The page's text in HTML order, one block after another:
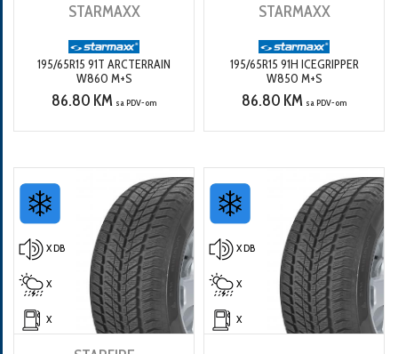
STARMAXX
195/65R15 91T ARCTERRAIN
W860 M+S
86.80 KM sa PDV-om
STARMAXX
195/65R15 91H ICEGRIPPER
W850 M+S
86.80 KM sa PDV-om
X DB
X
X
X DB
X
X